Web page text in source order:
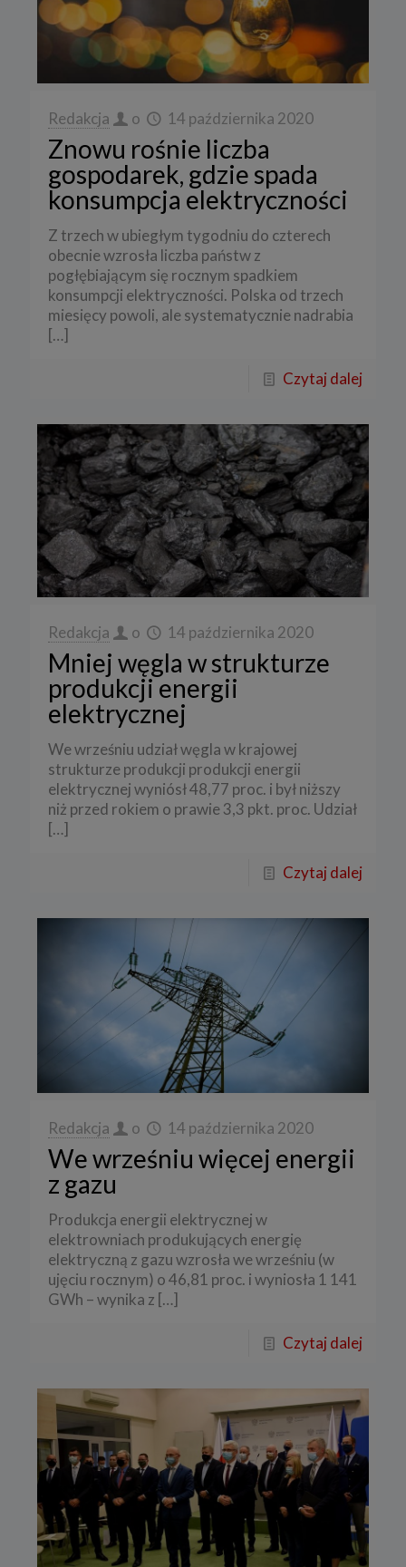
Redakcja o 14 października 2020
Znowu rośnie liczba
gospodarek, gdzie spada
konsumpcja elektryczności
Z trzech w ubiegłym tygodniu do czterech
obecnie wzrosła liczba państw z
pogłębiającym się rocznym spadkiem
konsumpcji elektryczności. Polska od trzech
miesięcy powoli, ale systematycznie nadrabia
[…]
Czytaj dalej
Redakcja o 14 października 2020
Mniej węgla w strukturze
produkcji energii
elektrycznej
We wrześniu udział węgla w krajowej
strukturze produkcji produkcji energii
elektrycznej wyniósł 48,77 proc. i był niższy
niż przed rokiem o prawie 3,3 pkt. proc. Udział
[…]
Czytaj dalej
Redakcja o 14 października 2020
We wrześniu więcej energii
z gazu
Produkcja energii elektrycznej w
elektrowniach produkujących energię
elektryczną z gazu wzrosła we wrześniu (w
ujęciu rocznym) o 46,81 proc. i wyniosła 1 141
GWh – wynika z […]
Czytaj dalej